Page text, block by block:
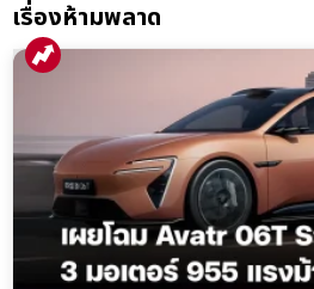
เรื่องห้ามพลาด